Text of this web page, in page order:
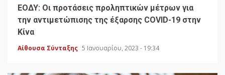
ΕΟΔΥ: Οι προτάσεις προληπτικών μέτρων για
την αντιμετώπισης της έξαρσης COVID-19 στην
Κίνα
Αίθουσα Σύνταξης 5 Ιανουαρίου, 2023 - 19:34